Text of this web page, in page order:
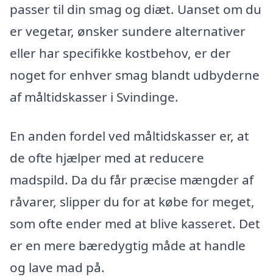
passer til din smag og diæt. Uanset om du
er vegetar, ønsker sundere alternativer
eller har specifikke kostbehov, er der
noget for enhver smag blandt udbyderne
af måltidskasser i Svindinge.
En anden fordel ved måltidskasser er, at
de ofte hjælper med at reducere
madspild. Da du får præcise mængder af
råvarer, slipper du for at købe for meget,
som ofte ender med at blive kasseret. Det
er en mere bæredygtig måde at handle
og lave mad på.